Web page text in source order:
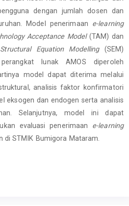
dengan jumlah dosen dan
Model penerimaan e-learning
Acceptance Model (TAM) dan
Structural Equation Modelling (SEM)
lunak AMOS diperoleh
model dapat diterima melalui
analisis faktor konfirmatori
eksogen dan endogen serta analisis
Selanjutnya, model ini dapat
evaluasi penerimaan e-learning
di STMIK Bumigora Mataram.